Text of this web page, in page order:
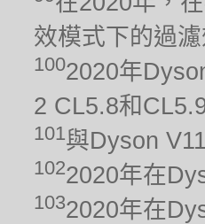
效模式下的過濾
1002020年
2 CL5.8和
101與Dyson
1022020年在
1032020年在